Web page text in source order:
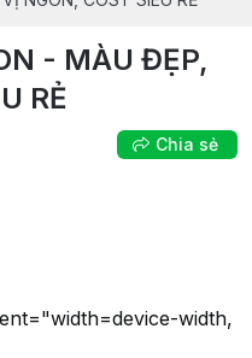
- MÀU ĐẸP,
RẺ
Chia sẻ
width,